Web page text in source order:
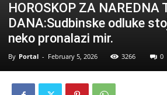
HOROSKOP ZA NAREDNA
DANA:Sudbinske odluke
neko pronalazi mir.
By Portal - February 5, 2026 3266 0